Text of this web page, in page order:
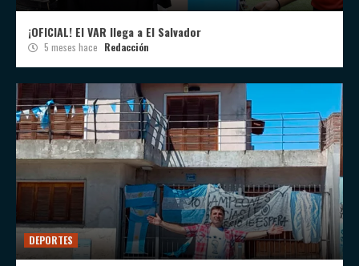
¡OFICIAL! El VAR llega a El Salvador
5 meses hace Redacción
DEPORTES